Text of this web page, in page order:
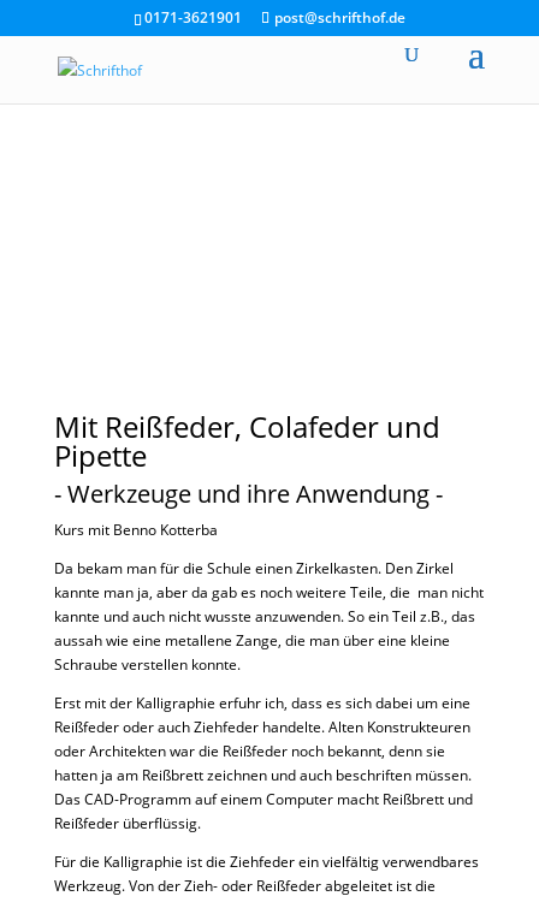
0171-3621901 post@schrifthof.de
Mit Reißfeder, Colafeder und
Pipette
- Werkzeuge und ihre Anwendung -
Kurs mit Benno Kotterba
Da bekam man für die Schule einen Zirkelkasten. Den Zirkel
kannte man ja, aber da gab es noch weitere Teile, die man nicht
kannte und auch nicht wusste anzuwenden. So ein Teil z.B., das
aussah wie eine metallene Zange, die man über eine kleine
Schraube verstellen konnte.
Erst mit der Kalligraphie erfuhr ich, dass es sich dabei um eine
Reißfeder oder auch Ziehfeder handelte. Alten Konstrukteuren
oder Architekten war die Reißfeder noch bekannt, denn sie
hatten ja am Reißbrett zeichnen und auch beschriften müssen.
Das CAD-Programm auf einem Computer macht Reißbrett und
Reißfeder überflüssig.
Für die Kalligraphie ist die Ziehfeder ein vielfältig verwendbares
Werkzeug. Von der Zieh- oder Reißfeder abgeleitet ist die